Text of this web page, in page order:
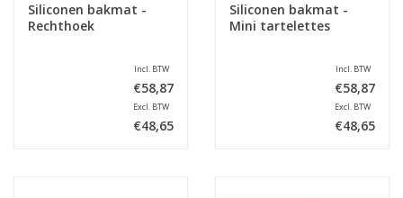
Siliconen bakmat -
Rechthoek
Incl. BTW
€58,87
Excl. BTW
€48,65
Siliconen bakmat -
Mini tartelettes
Incl. BTW
€58,87
Excl. BTW
€48,65